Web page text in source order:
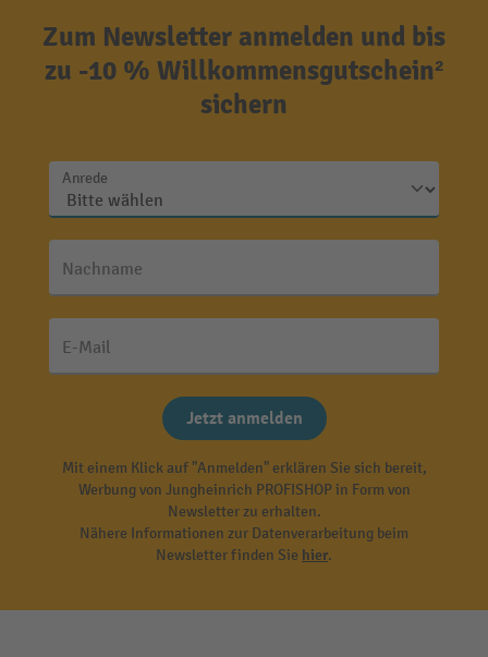
Zum Newsletter anmelden und bis
zu -10 % Willkommensgutschein²
sichern
Anrede
Nachname
E-Mail
Jetzt anmelden
Mit einem Klick auf "Anmelden" erklären Sie sich bereit,
Werbung von Jungheinrich PROFISHOP in Form von
Newsletter zu erhalten.
Nähere Informationen zur Datenverarbeitung beim
Newsletter finden Sie hier.